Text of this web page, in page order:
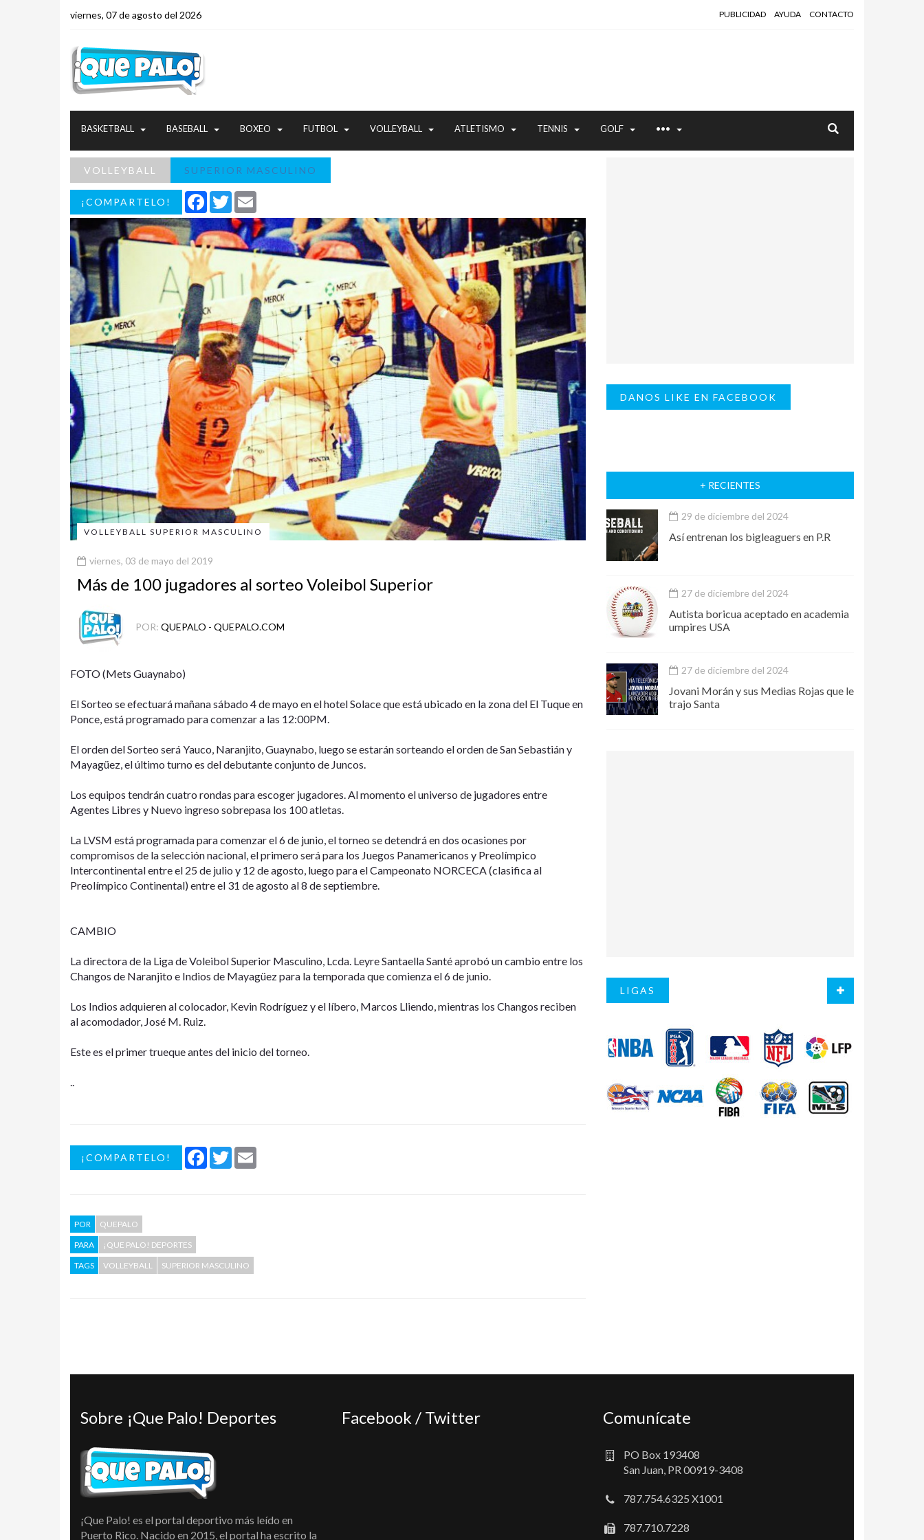
viernes, 07 de agosto del 2026 PUBLICIDAD AYUDA CONTACTO
BASKETBALL BASEBALL BOXEO FUTBOL VOLLEYBALL ATLETISMO TENNIS GOLF •••
VOLLEYBALL SUPERIOR MASCULINO
¡COMPARTELO! Facebook
Twitter
VOLLEYBALL SUPERIOR MASCULINO
viernes, 03 de mayo del 2019
Más de 100 jugadores al sorteo Voleibol Superior
POR: QUEPALO - QUEPALO.COM
FOTO (Mets Guaynabo)
El Sorteo se efectuará mañana sábado 4 de mayo en el hotel Solace que está ubicado en la zona del El Tuque en
Ponce, está programado para comenzar a las 12:00PM.
El orden del Sorteo será Yauco, Naranjito, Guaynabo, luego se estarán sorteando el orden de San Sebastián y
Mayagüez, el último turno es del debutante conjunto de Juncos.
Los equipos tendrán cuatro rondas para escoger jugadores. Al momento el universo de jugadores entre
Agentes Libres y Nuevo ingreso sobrepasa los 100 atletas.
La LVSM está programada para comenzar el 6 de junio, el torneo se detendrá en dos ocasiones por
compromisos de la selección nacional, el primero será para los Juegos Panamericanos y Preolímpico
Intercontinental entre el 25 de julio y 12 de agosto, luego para el Campeonato NORCECA (clasifica al
Preolímpico Continental) entre el 31 de agosto al 8 de septiembre.
CAMBIO
La directora de la Liga de Voleibol Superior Masculino, Lcda. Leyre Santaella Santé aprobó un cambio entre los
Changos de Naranjito e Indios de Mayagüez para la temporada que comienza el 6 de junio.
Los Indios adquieren al colocador, Kevin Rodríguez y el líbero, Marcos Lliendo, mientras los Changos reciben
al acomodador, José M. Ruiz.
Este es el primer trueque antes del inicio del torneo.
¡COMPARTELO! Facebook
Twitter
POR
QUEPALO
PARA
¡QUE PALO! DEPORTES
TAGS
VOLLEYBALL SUPERIOR MASCULINO
DANOS LIKE EN FACEBOOK
+ RECIENTES
29 de diciembre del 2024
Así entrenan los bigleaguers en P.R
27 de diciembre del 2024
Autista boricua aceptado en academia
umpires USA
27 de diciembre del 2024
Jovani Morán y sus Medias Rojas que le
trajo Santa
LIGAS
Sobre ¡Que Palo! Deportes
¡Que Palo! es el portal deportivo más leído en
Puerto Rico. Nacido en 2015, el portal ha escrito la
Facebook / Twitter Comunícate
PO Box 193408
San Juan, PR 00919-3408
787.754.6325 X1001
787.710.7228